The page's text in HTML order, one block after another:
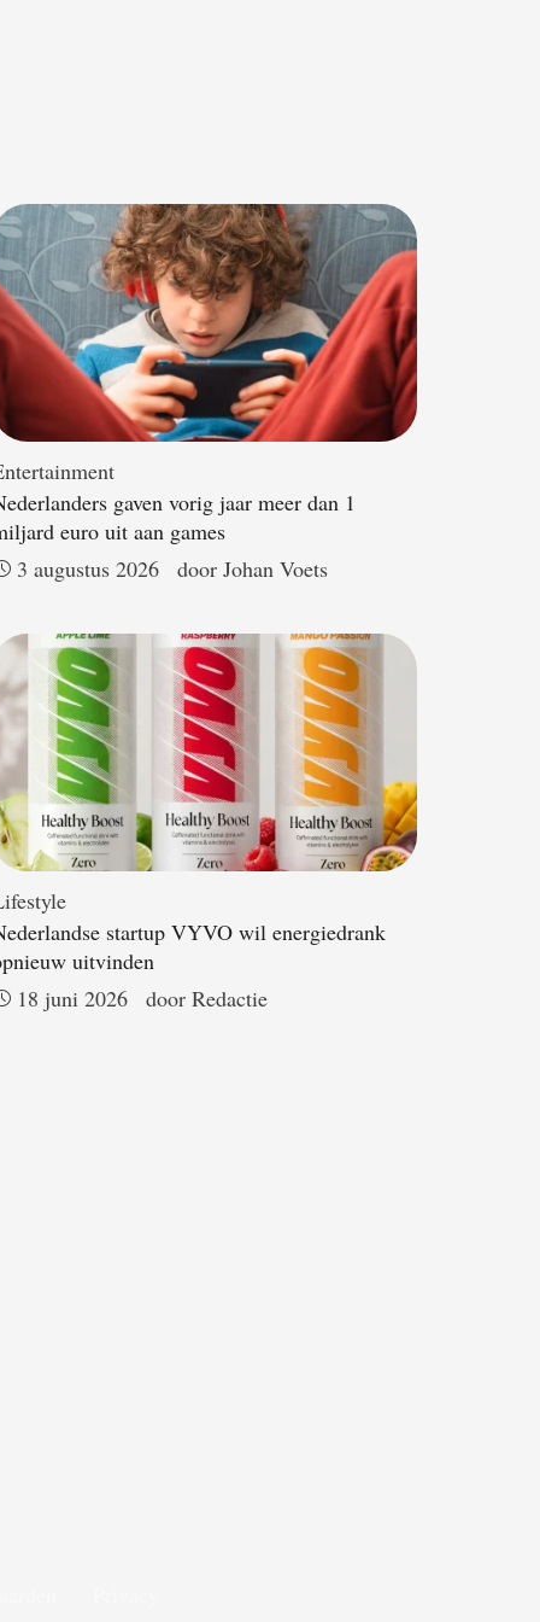
gaven vorig jaar meer dan 1
euro uit aan games
3 augustus 2026
door Johan Voets
startup VYVO wil energiedrank
uitvinden
18 juni 2026
door Redactie